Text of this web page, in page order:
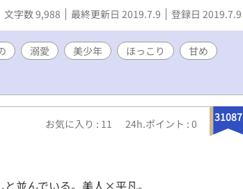
文字数 9,988 最終更新日 2019.7.9 登録日 2019.7.9
溺愛 美少年 ほっこり
甘め
31087
お気に入り : 11 24h.ポイント : 0
並んでいる。美人×平凡。